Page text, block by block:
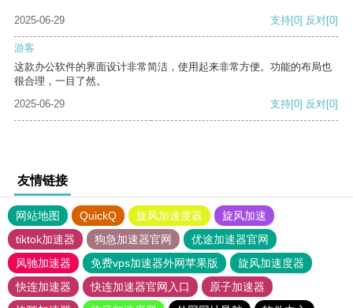
2025-06-29 支持[0] 反对[0]
游客
这款办公软件的界面设计非常简洁，使用起来非常方便。功能的布局也
很合理，一目了然。
2025-06-29
支持[0] 反对[0]
友情链接
网站地图 QuickQ 旋风加速度器
旋风加速
tiktok加速器
狗急加速器官网
优途加速器官网
风驰加速器
免费vps加速器外网苹果版
旋风加速度器
快连加速器
快连加速器官网入口
原子加速器